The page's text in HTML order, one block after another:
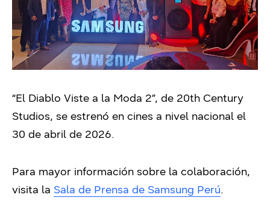
“El Diablo Viste a la Moda 2”, de 20th Century
Studios, se estrenó en cines a nivel nacional el
30 de abril de 2026.
Para mayor información sobre la colaboración,
visita la Sala de Prensa de Samsung Perú.